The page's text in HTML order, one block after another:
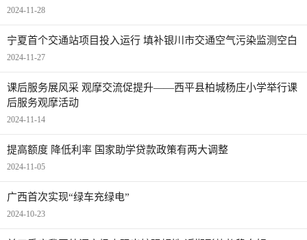
2024-11-28
宁夏首个交通站项目投入运行 填补银川市交通空气污染监测空白
2024-11-27
​课后服务展风采 观摩交流促提升——西平县柏城杨庄小学举行课
后服务观摩活动
2024-11-14
提高额度 降低利率 国家助学贷款政策有两大调整
2024-11-05
广西首次实现“绿车充绿电”
2024-10-23